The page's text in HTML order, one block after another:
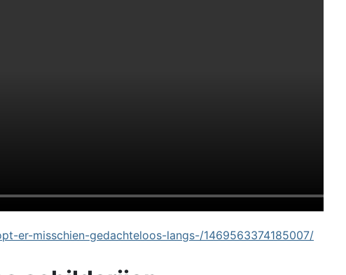
er-misschien-gedachteloos-langs-/1469563374185007/